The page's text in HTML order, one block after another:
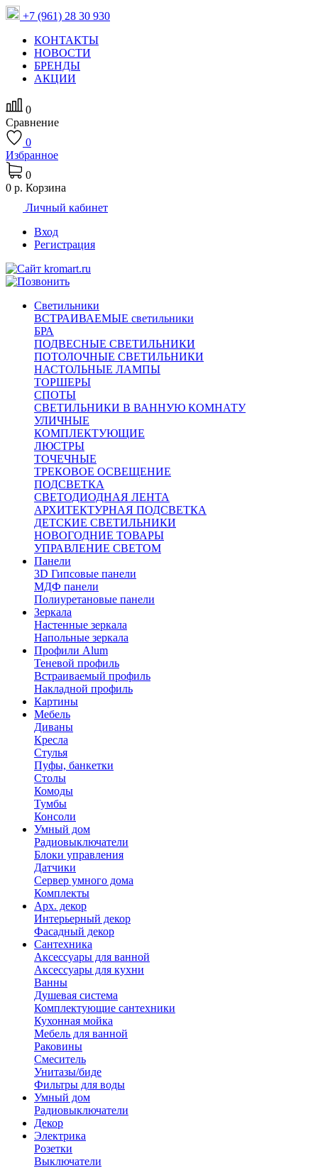
+7 (961) 28 30 930
КОНТАКТЫ
НОВОСТИ
БРЕНДЫ
АКЦИИ
0
Сравнение
0
Избранное
0
0 р. Корзина
Личный кабинет
Вход
Регистрация
Светильники
ВСТРАИВАЕМЫЕ светильники
БРА
ПОДВЕСНЫЕ СВЕТИЛЬНИКИ
ПОТОЛОЧНЫЕ СВЕТИЛЬНИКИ
НАСТОЛЬНЫЕ ЛАМПЫ
ТОРШЕРЫ
СПОТЫ
СВЕТИЛЬНИКИ В ВАННУЮ КОМНАТУ
УЛИЧНЫЕ
КОМПЛЕКТУЮЩИЕ
ЛЮСТРЫ
ТОЧЕЧНЫЕ
ТРЕКОВОЕ ОСВЕЩЕНИЕ
ПОДСВЕТКА
СВЕТОДИОДНАЯ ЛЕНТА
АРХИТЕКТУРНАЯ ПОДСВЕТКА
ДЕТСКИЕ СВЕТИЛЬНИКИ
НОВОГОДНИЕ ТОВАРЫ
УПРАВЛЕНИЕ СВЕТОМ
Панели
3D Гипсовые панели
МДФ панели
Полиуретановые панели
Зеркала
Настенные зеркала
Напольные зеркала
Профили Alum
Теневой профиль
Встраиваемый профиль
Накладной профиль
Картины
Мебель
Диваны
Кресла
Стулья
Пуфы, банкетки
Столы
Комоды
Тумбы
Консоли
Умный дом
Радиовыключатели
Блоки управления
Датчики
Сервер умного дома
Комплекты
Арх. декор
Интерьерный декор
Фасадный декор
Сантехника
Аксессуары для ванной
Аксессуары для кухни
Ванны
Душевая система
Комплектующие сантехники
Кухонная мойка
Мебель для ванной
Раковины
Смеситель
Унитазы/биде
Фильтры для воды
Умный дом
Радиовыключатели
Декор
Электрика
Розетки
Выключатели